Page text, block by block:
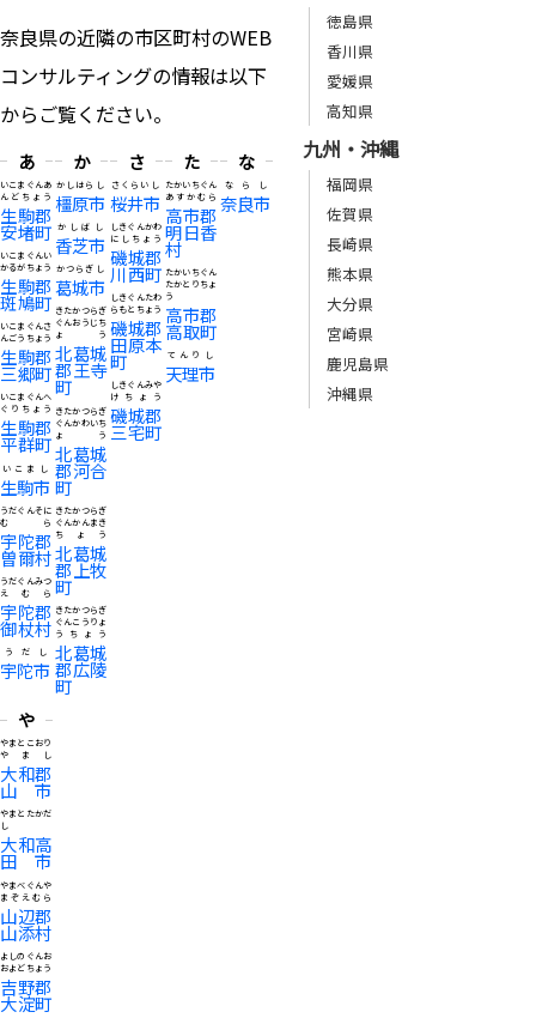
奈良県の近隣の市区町村のWEB
コンサルティングの情報は以下
からご覧ください。
あ
生駒郡
安堵町
いこまぐんあ
んどちょう
生駒郡
斑鳩町
いこまぐんい
かるがちょう
生駒郡
三郷町
いこまぐんさ
んごうちょう
生駒郡
平群町
いこまぐんへ
ぐりちょう
生駒市
いこまし
宇陀郡
曽爾村
うだぐんそに
むら
宇陀郡
御杖村
うだぐんみつ
えむら
宇陀市
うだし
か
橿原市
かしはらし
香芝市
かしばし
葛城市
かつらぎし
北葛城
郡王寺
町
きたかつらぎ
ぐんおうじち
ょう
北葛城
郡河合
町
きたかつらぎ
ぐんかわいち
ょう
北葛城
郡上牧
町
きたかつらぎ
ぐんかんまき
ちょう
北葛城
郡広陵
町
きたかつらぎ
ぐんこうりょ
うちょう
さ
桜井市
さくらいし
磯城郡
川西町
しきぐんかわ
にしちょう
磯城郡
田原本
町
しきぐんたわ
らもとちょう
磯城郡
三宅町
しきぐんみや
けちょう
た
高市郡
明日香
村
たかいちぐん
あすかむら
高市郡
高取町
たかいちぐん
たかとりちょ
う
天理市
てんりし
な
奈良市
ならし
や
大和郡
山市
やまとこおり
やまし
大和高
田市
やまとたかだ
し
山辺郡
山添村
やまべぐんや
まぞえむら
吉野郡
大淀町
よしのぐんお
およどちょう
徳島県
香川県
愛媛県
高知県
九州・沖縄
福岡県
佐賀県
長崎県
熊本県
大分県
宮崎県
鹿児島県
沖縄県